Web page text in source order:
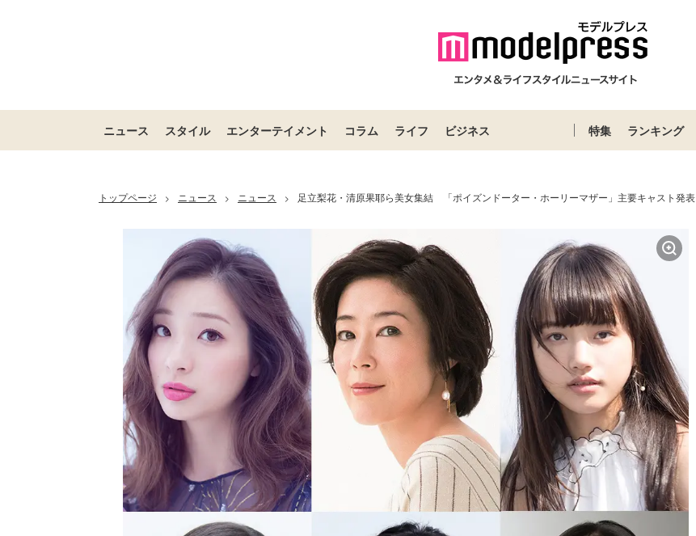
ニュース スタイル エンターテイメント コラム ライフ ビジネス 特集 ランキング
トップページ > ニュース > ニュース > 足立梨花・清原果耶ら美女集結 「ポイズンドーター・ホーリーマザー」主要キャスト発表